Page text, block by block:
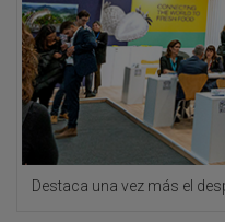
Destaca una vez más el